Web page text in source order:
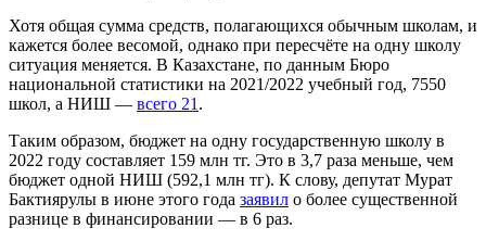
Хотя общая сумма средств, полагающихся обычным школам, и
кажется более весомой, однако при пересчёте на одну школу
ситуация меняется. В Казахстане, по данным Бюро
национальной статистики на 2021/2022 учебный год, 7550
школ, а НИШ — всего 21 .
Таким образом, бюджет на одну государственную школу в
2022 году составляет 159 млн тг. Это в 3,7 раза меньше, чем
бюджет одной НИШ (592,1 млн тг). К слову, депутат Мурат
Бактиярулы в июне этого года заявил о более существенной
разнице в финансировании — в 6 раз.